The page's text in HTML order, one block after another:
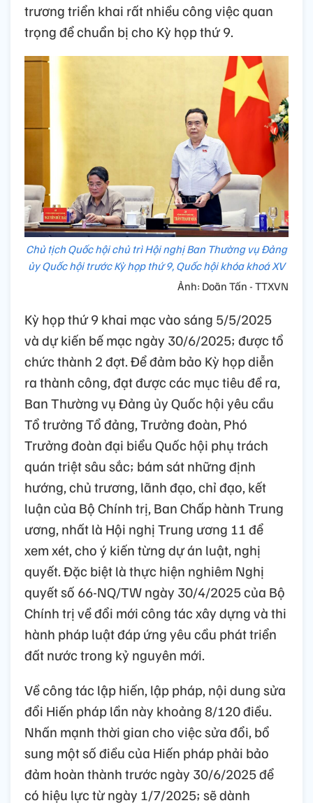
trương triển khai rất nhiều công việc quan
trọng để chuẩn bị cho Kỳ họp thứ 9.
Chủ tịch Quốc hội chủ trì Hội nghị Ban Thường vụ Đảng
ủy Quốc hội trước Kỳ họp thứ 9, Quốc hội khóa khoá XV
Ảnh: Doãn Tấn - TTXVN
Kỳ họp thứ 9 khai mạc vào sáng 5/5/2025
và dự kiến bế mạc ngày 30/6/2025; được tổ
chức thành 2 đợt. Để đảm bảo Kỳ họp diễn
ra thành công, đạt được các mục tiêu đề ra,
Ban Thường vụ Đảng ủy Quốc hội yêu cầu
Tổ trưởng Tổ đảng, Trưởng đoàn, Phó
Trưởng đoàn đại biểu Quốc hội phụ trách
quán triệt sâu sắc; bám sát những định
hướng, chủ trương, lãnh đạo, chỉ đạo, kết
luận của Bộ Chính trị, Ban Chấp hành Trung
ương, nhất là Hội nghị Trung ương 11 để
xem xét, cho ý kiến từng dự án luật, nghị
quyết. Đặc biệt là thực hiện nghiêm Nghị
quyết số 66-NQ/TW ngày 30/4/2025 của Bộ
Chính trị về đổi mới công tác xây dựng và thi
hành pháp luật đáp ứng yêu cầu phát triển
đất nước trong kỷ nguyên mới.
Về công tác lập hiến, lập pháp, nội dung sửa
đổi Hiến pháp lần này khoảng 8/120 điều.
Nhấn mạnh thời gian cho việc sửa đổi, bổ
sung một số điều của Hiến pháp phải bảo
đảm hoàn thành trước ngày 30/6/2025 để
có hiệu lực từ ngày 1/7/2025; sẽ dành